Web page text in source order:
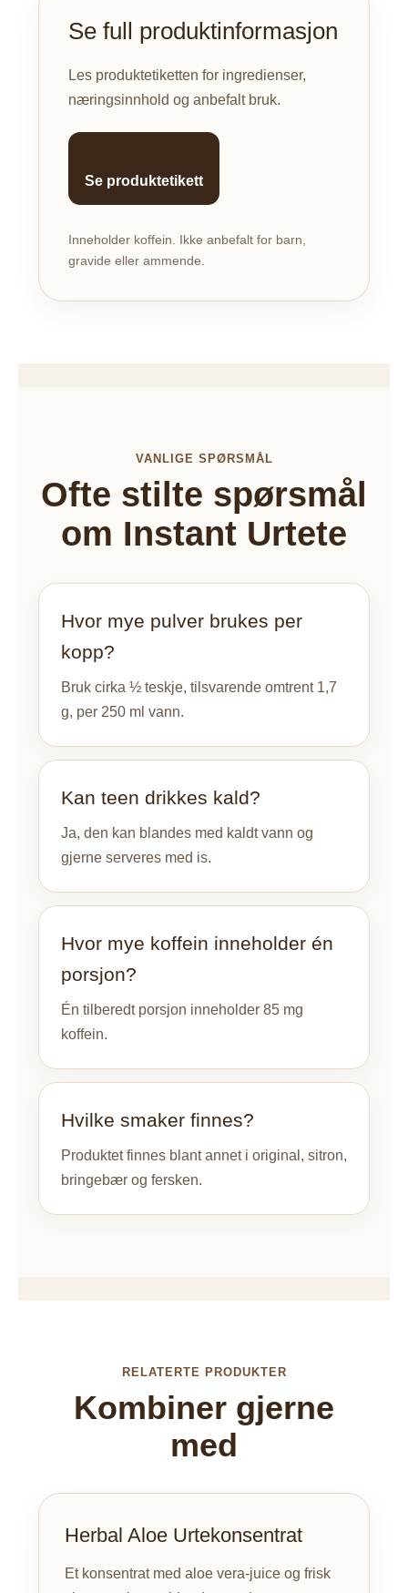
Se full produktinformasjon
Les produktetiketten for ingredienser,
næringsinnhold og anbefalt bruk.
Se produktetikett
Inneholder koffein. Ikke anbefalt for barn,
gravide eller ammende.
VANLIGE SPØRSMÅL
Ofte stilte spørsmål
om Instant Urtete
Hvor mye pulver brukes per
kopp?
Bruk cirka ½ teskje, tilsvarende omtrent 1,7
g, per 250 ml vann.
Kan teen drikkes kald?
Ja, den kan blandes med kaldt vann og
gjerne serveres med is.
Hvor mye koffein inneholder én
porsjon?
Én tilberedt porsjon inneholder 85 mg
koffein.
Hvilke smaker finnes?
Produktet finnes blant annet i original, sitron,
bringebær og fersken.
RELATERTE PRODUKTER
Kombiner gjerne
med
Herbal Aloe Urtekonsentrat
Et konsentrat med aloe vera-juice og frisk